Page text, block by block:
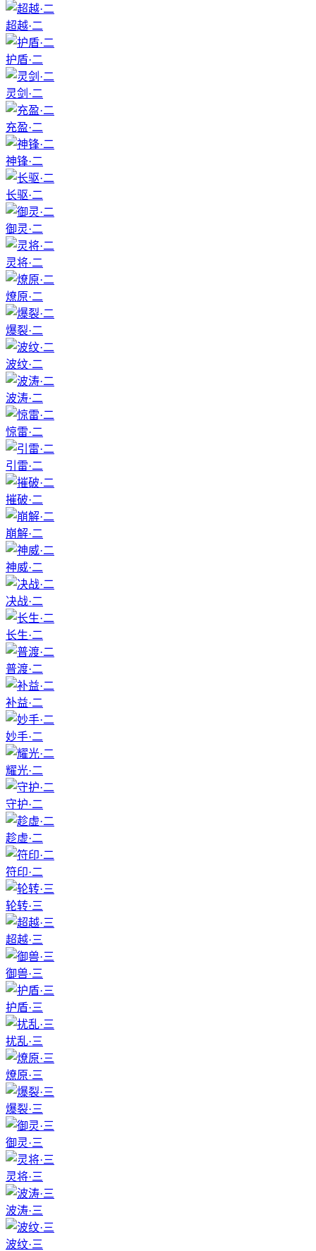
超越·二
护盾·二
灵剑·二
充盈·二
神锋·二
长驱·二
御灵·二
灵将·二
燎原·二
爆裂·二
波纹·二
波涛·二
惊雷·二
引雷·二
摧破·二
崩解·二
神威·二
决战·二
长生·二
普渡·二
补益·二
妙手·二
耀光·二
守护·二
趁虚·二
符印·二
轮转·三
超越·三
御兽·三
护盾·三
扰乱·三
燎原·三
爆裂·三
御灵·三
灵将·三
波涛·三
波纹·三